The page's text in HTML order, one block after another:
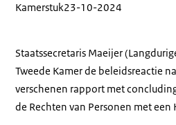
Kamerstuk23-10-2024
Staatssecretaris Maeijer
Tweede Kamer de beleidsreactie
verschenen rapport met
de Rechten van Personen met een